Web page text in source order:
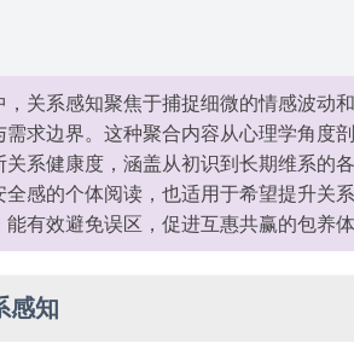
，关系感知聚焦于捕捉细微的情感波动
需求边界。这种聚合内容从心理学角度
关系健康度，涵盖从初识到长期维系的
全感的个体阅读，也适用于希望提升关
有效避免误区，促进互惠共赢的包养
感知